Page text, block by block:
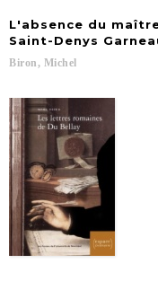
L'absence du
Saint-Denys
Biron, Michel